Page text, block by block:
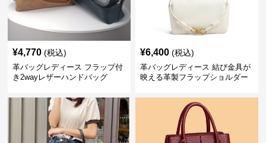
¥4,770 (税込)
革バッグレディース フラップ付
き2wayレザーハンドバッグ
¥6,400 (税込)
革バッグレディース 結び金具が
映える革製フラップショルダー